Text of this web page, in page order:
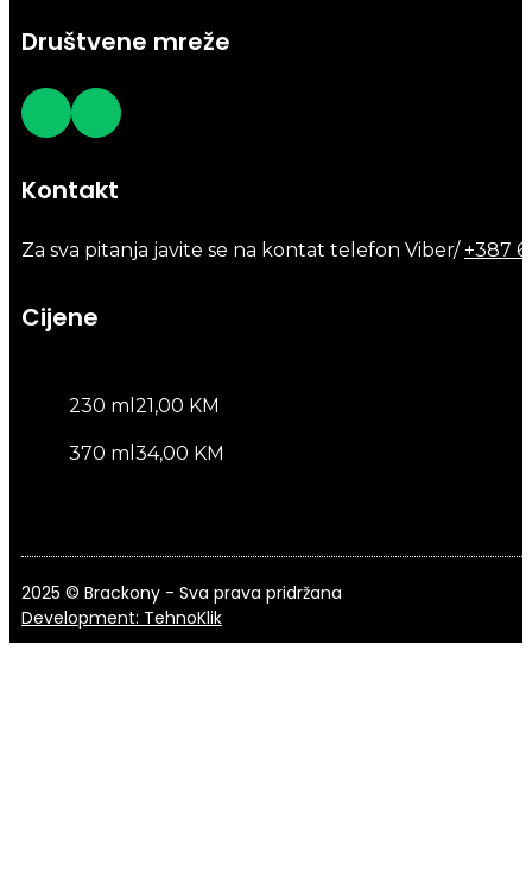
Društvene mreže
Kontakt
Za sva pitanja javite se na kontat telefon Viber/+387
Cijene
230 ml 21,00 KM
370 ml 34,00 KM
2025 © Brackony - Sva prava pridržana
Development: TehnoKlik